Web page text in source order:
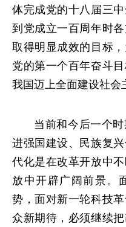
体完成党的十八届三
到党成立一百周年时
取得明显成效的目标
党的第一个百年奋斗
我国迈上全面建设社会
当前和今后一个
进强国建设、民族复
代化是在改革开放中
放中开辟广阔前景。
势，面对新一轮科技
众新期待，必须继续